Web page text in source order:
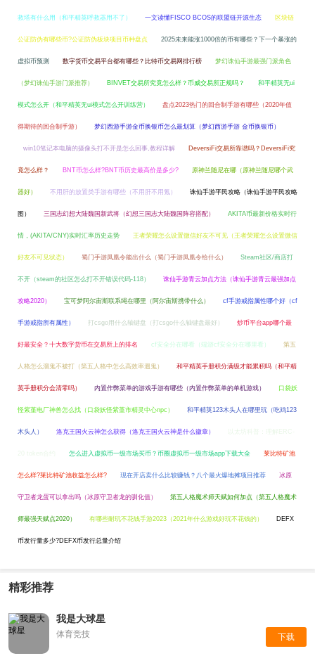
救塔有什么用（和平精英呼救器用不了） 一文读懂FISCO BCOS的联盟链开源生态 区块链
公证防伪有哪些币?公证防伪板块项目币种盘点 2025未来能涨1000倍的币有哪些？下一个暴涨的
虚拟币预测 数字货币交易平台都有哪些？比特币交易网排行榜 梦幻诛仙手游最强门派角色
（梦幻诛仙手游门派推荐） BINVET交易所究竟怎么样？币威交易所正规吗？ 和平精英无ui
模式怎么开（和平精英无ui模式怎么开训练营） 盘点2023热门的回合制手游有哪些（2020年值
得期待的回合制手游） 梦幻西游手游金币换银币怎么最划算（梦幻西游手游 金币换银币）
win10笔记本电脑的摄像头打不开是怎么回事,教程详解 DeversiFi交易所靠谱吗？DeversiFi究
竟怎么样？ BNT币怎么样?BNT币历史最高价是多少? 原神兰随尼在哪（原神兰随尼哪个武
器好） 不用肝的放置类手游有哪些（不用肝不用氪） 诛仙手游平民攻略（诛仙手游平民攻略
图） 三国志幻想大陆魏国新武将（幻想三国志大陆魏国阵容搭配） AKITA币最新价格实时行
情，(AKITA/CNY)实时汇率历史走势 王者荣耀怎么设置微信好友不可见（王者荣耀怎么设置微信
好友不可见状态） 蜀门手游凤凰令能出什么（蜀门手游凤凰令给什么） Steam社区/商店打
不开（steam的社区怎么打不开错误代码-118） 诛仙手游青云加点方法（诛仙手游青云最强加点
攻略2020） 宝可梦阿尔宙斯联系绳在哪里（阿尔宙斯携带什么） cf手游戒指属性哪个好（cf
手游戒指所有属性） 打csgo用什么轴键盘（打csgo什么轴键盘最好） 炒币平台app哪个最
好最安全？十大数字货币在交易所上的排名 cf安全分在哪看（端游cf安全分在哪里看） 第五
人格怎么溜鬼不被打（第五人格中怎么高效率遛鬼） 和平精英手册积分满级才能累积吗（和平精
英手册积分会清零吗） 内置作弊菜单的游戏手游有哪些（内置作弊菜单的单机游戏） 口袋妖
怪紫堇电厂神兽怎么找（口袋妖怪紫堇市精灵中心npc） 和平精英123木头人在哪里玩（吃鸡123
木头人） 洛克王国火云神怎么获得（洛克王国火云神是什么徽章） 以太坊科普：理解ERC-
怎么进入虚拟币一级市场买币？币圈虚拟币一级市场app下载大全 莱比特矿池
怎么样?莱比特矿池收益怎么样? 现在开店卖什么比较赚钱？八个最火爆地摊项目推荐 冰原
守卫者龙蛋可以拿出吗（冰原守卫者龙的驯化值） 第五人格魔术师天赋如何加点（第五人格魔术
师最强天赋点2020） 有哪些耐玩不花钱手游2023（2021年什么游戏好玩不花钱的） DEFX
币发行量多少?DEFX币发行总量介绍
精彩推荐
我是大球星
体育竞技 下载